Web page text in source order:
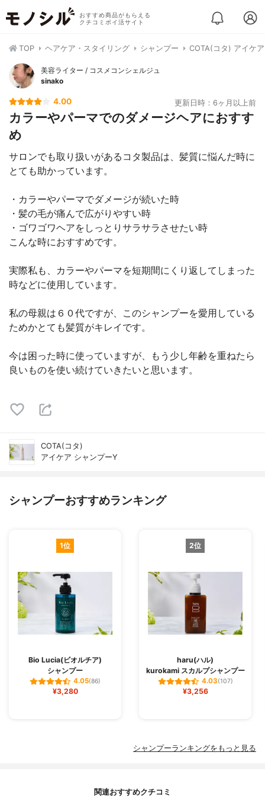
おすすめ商品がもらえる
クチコミポイ活サイト
TOP ヘアケア・スタイリング シャンプー COTA(コタ) アイケ
美容ライター / コスメコンシェルジュ
sinako
4.00 更新日時：6ヶ月以上前
カラーやパーマでのダメージヘアにおすす
め
サロンでも取り扱いがあるコタ製品は、髪質に悩んだ時に
とても助かっています。
・カラーやパーマでダメージが続いた時
・髪の毛が痛んで広がりやすい時
・ゴワゴワヘアをしっとりサラサラさせたい時
こんな時におすすめです。
実際私も、カラーやパーマを短期間にくり返してしまった
時などに使用しています。
私の母親は６０代ですが、このシャンプーを愛用している
ためかとても髪質がキレイです。
今は困った時に使っていますが、もう少し年齢を重ねたら
良いものを使い続けていきたいと思います。
COTA(コタ)
アイケア シャンプーY
シャンプーおすすめランキング
1位
Bio Lucia(ビオルチア)
シャンプー
4.05(86)
¥3,280
2位
haru(ハル)
kurokami スカルプシャンプー
4.03(107)
¥3,256
シャンプーランキングをもっと見る
関連おすすめクチコミ